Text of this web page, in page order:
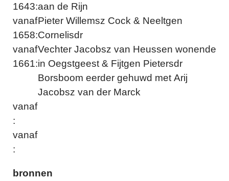
1643:aan de Rijn
vanaf
1658:
Pieter Willemsz Cock & Neeltgen
Cornelisdr
vanaf
1661:
Vechter Jacobsz van Heussen wonende
in Oegstgeest & Fijtgen Pietersdr
Borsboom eerder gehuwd met Arij
Jacobsz van der Marck
vanaf
:
vanaf
:
bronnen